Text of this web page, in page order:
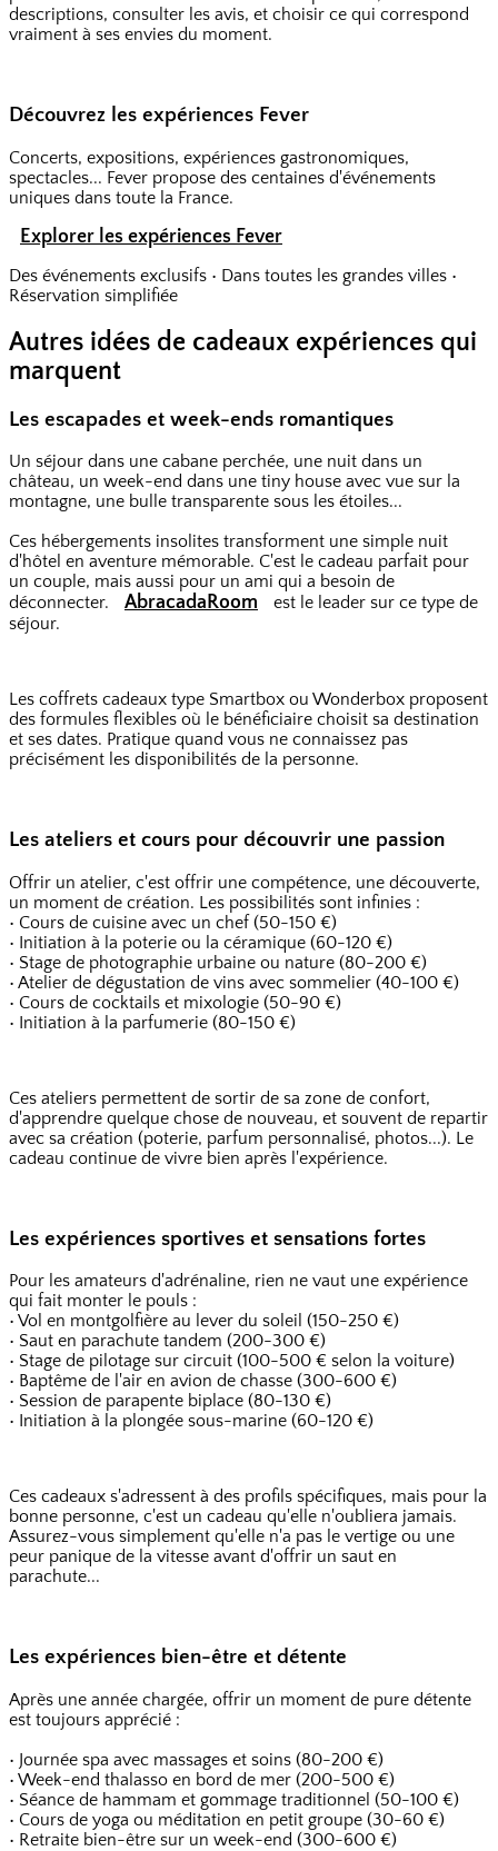
descriptions, consulter les avis, et choisir ce qui correspond
vraiment à ses envies du moment.
Découvrez les expériences Fever
Concerts, expositions, expériences gastronomiques,
spectacles... Fever propose des centaines d'événements
uniques dans toute la France.
Explorer les expériences Fever
Des événements exclusifs • Dans toutes les grandes villes •
Réservation simplifiée
Autres idées de cadeaux expériences qui
marquent
Les escapades et week-ends romantiques
Un séjour dans une cabane perchée, une nuit dans un
château, un week-end dans une tiny house avec vue sur la
montagne, une bulle transparente sous les étoiles...
Ces hébergements insolites transforment une simple nuit
d'hôtel en aventure mémorable. C'est le cadeau parfait pour
un couple, mais aussi pour un ami qui a besoin de
déconnecter.
AbracadaRoom
est le leader sur ce type de
séjour.
Les coffrets cadeaux type Smartbox ou Wonderbox proposent
des formules flexibles où le bénéficiaire choisit sa destination
et ses dates. Pratique quand vous ne connaissez pas
précisément les disponibilités de la personne.
Les ateliers et cours pour découvrir une passion
Offrir un atelier, c'est offrir une compétence, une découverte,
un moment de création. Les possibilités sont infinies :
• Cours de cuisine avec un chef (50-150 €)
• Initiation à la poterie ou la céramique (60-120 €)
• Stage de photographie urbaine ou nature (80-200 €)
• Atelier de dégustation de vins avec sommelier (40-100 €)
• Cours de cocktails et mixologie (50-90 €)
• Initiation à la parfumerie (80-150 €)
Ces ateliers permettent de sortir de sa zone de confort,
d'apprendre quelque chose de nouveau, et souvent de repartir
avec sa création (poterie, parfum personnalisé, photos...). Le
cadeau continue de vivre bien après l'expérience.
Les expériences sportives et sensations fortes
Pour les amateurs d'adrénaline, rien ne vaut une expérience
qui fait monter le pouls :
• Vol en montgolfière au lever du soleil (150-250 €)
• Saut en parachute tandem (200-300 €)
• Stage de pilotage sur circuit (100-500 € selon la voiture)
• Baptême de l'air en avion de chasse (300-600 €)
• Session de parapente biplace (80-130 €)
• Initiation à la plongée sous-marine (60-120 €)
Ces cadeaux s'adressent à des profils spécifiques, mais pour la
bonne personne, c'est un cadeau qu'elle n'oubliera jamais.
Assurez-vous simplement qu'elle n'a pas le vertige ou une
peur panique de la vitesse avant d'offrir un saut en
parachute...
Les expériences bien-être et détente
Après une année chargée, offrir un moment de pure détente
est toujours apprécié :
• Journée spa avec massages et soins (80-200 €)
• Week-end thalasso en bord de mer (200-500 €)
• Séance de hammam et gommage traditionnel (50-100 €)
• Cours de yoga ou méditation en petit groupe (30-60 €)
• Retraite bien-être sur un week-end (300-600 €)